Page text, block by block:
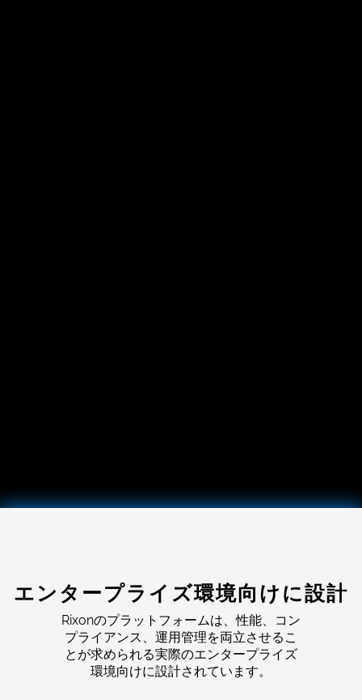
エンタープライズ環境向けに設計
Rixonのプラットフォームは、性能、コン
プライアンス、運用管理を両立させるこ
とが求められる実際のエンタープライズ
環境向けに設計されています。